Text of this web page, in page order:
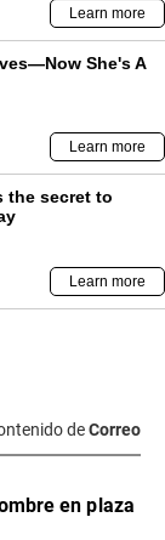
deCorreo
en plaza